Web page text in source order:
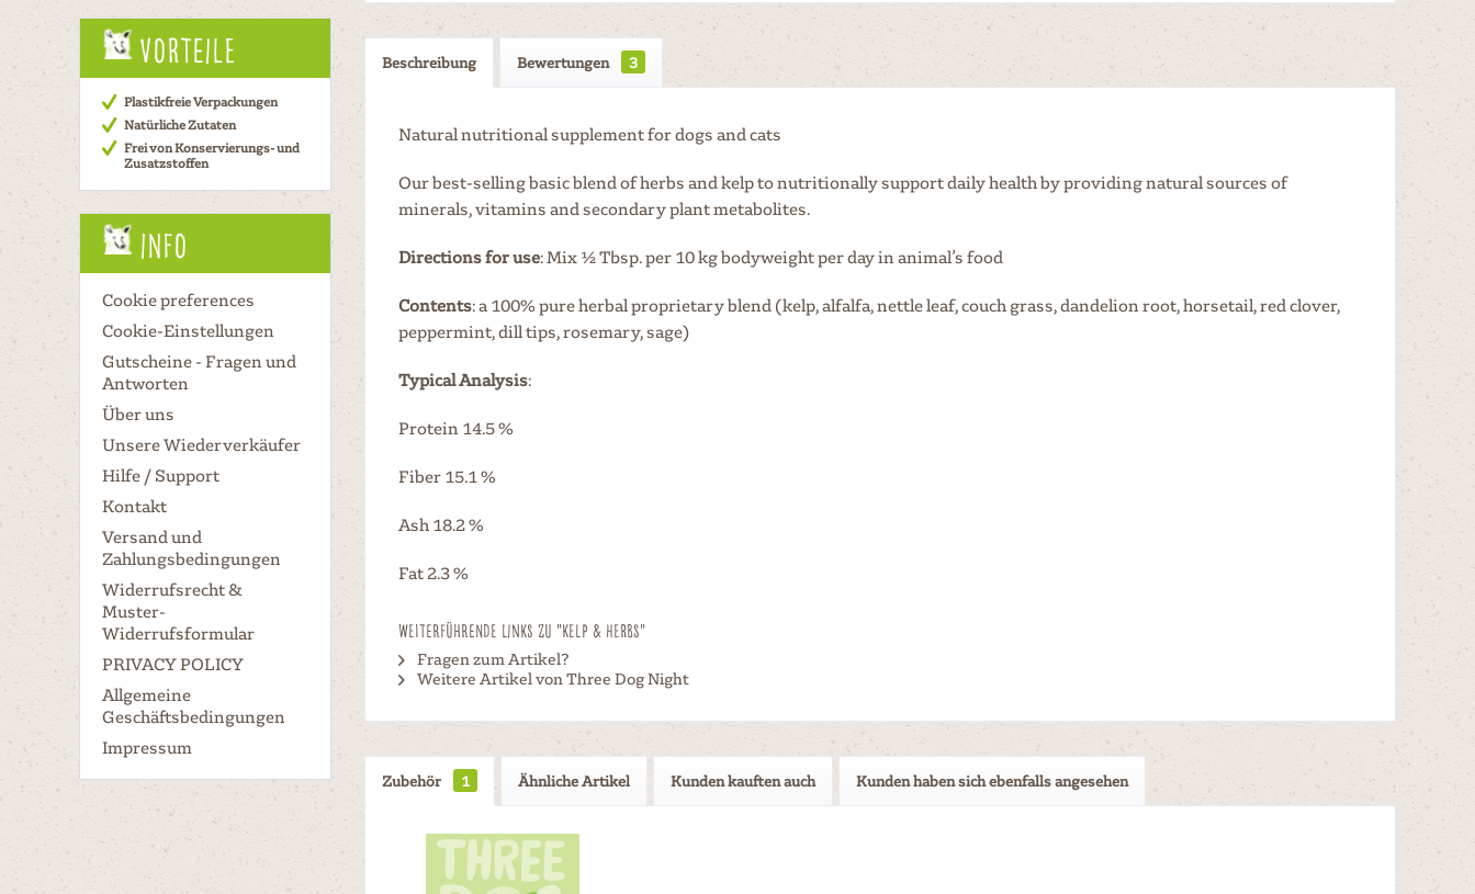
Vorteile
Plastikfreie Verpackungen
Natürliche Zutaten
Frei von Konservierungs- und
Zusatzstoffen
Info
Cookie preferences
Cookie-Einstellungen
Gutscheine - Fragen und
Antworten
Über uns
Unsere Wiederverkäufer
Hilfe / Support
Kontakt
Versand und
Zahlungsbedingungen
Widerrufsrecht &
Muster-
Widerrufsformular
PRIVACY POLICY
Allgemeine
Geschäftsbedingungen
Impressum
Beschreibung Bewertungen 3
Natural nutritional supplement for dogs and cats
Our best-selling basic blend of herbs and kelp to nutritionally support daily health by providing natural sources of
minerals, vitamins and secondary plant metabolites.
Directions for use: Mix ½ Tbsp. per 10 kg bodyweight per day in animal’s food
Contents: a 100% pure herbal proprietary blend (kelp, alfalfa, nettle leaf, couch grass, dandelion root, horsetail, red clover,
peppermint, dill tips, rosemary, sage)
Typical Analysis:
Protein 14.5 %
Fiber 15.1 %
Ash 18.2 %
Fat 2.3 %
Weiterführende Links zu "Kelp & Herbs"
Fragen zum Artikel?
Weitere Artikel von Three Dog Night
Zubehör 1 Ähnliche Artikel Kunden kauften auch Kunden haben sich ebenfalls angesehen